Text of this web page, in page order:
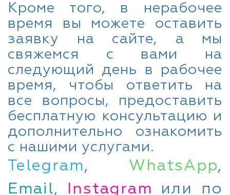
Кроме того, в нерабочее
время вы можете оставить
заявку на сайте, а мы
свяжемся с вами на
следующий день в рабочее
время, чтобы ответить на
все вопросы, предоставить
бесплатную консультацию и
дополнительно ознакомить
с нашими услугами.
Telegram, WhatsApp,
Email, Instagram или по